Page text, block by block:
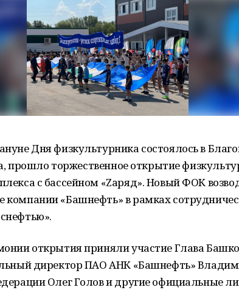
Дня физкультурника состоялось в
прошло торжественное открытие
с бассейном «Zаряд». Новый ФОК
компании «Башнефть» в рамках
открытия приняли участие Глава
директор ПАО АНК «Башнефть»
Олег Голов и другие официальные